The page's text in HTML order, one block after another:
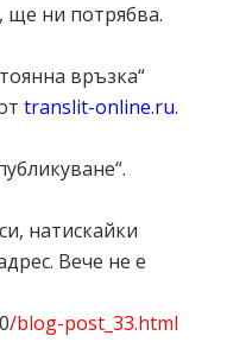
ще ни потрябва.
връзка“
translit-online.ru.
натискайки
Вече не е
/blog-post_33.html